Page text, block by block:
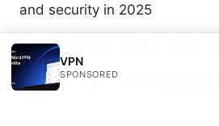
and security in 2025
Secure access service edge
Tomvpn 下载：2025年最新指
VPN
SPONSORED